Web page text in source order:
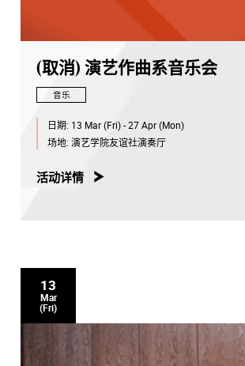
(取消) 演艺作曲系音乐会
音乐
日期: 13 Mar (Fri) - 27 Apr (Mon)
场地: 演艺学院友谊社演奏厅
活动详情
13
Mar
(Fri)